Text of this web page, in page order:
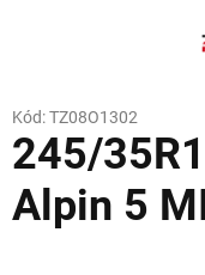
245/
Alpin 5
Kód:TZ08O1302